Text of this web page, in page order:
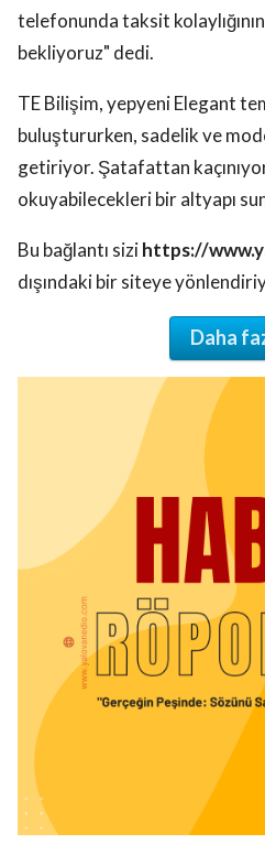
telefonunda taksit
bekliyoruz" dedi.
TE Bilişim, yepyeni Elegant
buluştururken, sadelik ve
getiriyor. Şatafattan
okuyabilecekleri bir altyapı
Bu bağlantı sizihttps://
dışındaki bir siteye
Daha